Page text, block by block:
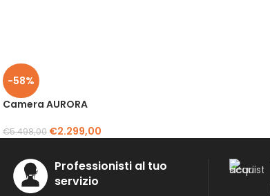
-58%
Camera AURORA
€5.498,00 €2.299,00
Professionisti al tuo
servizio